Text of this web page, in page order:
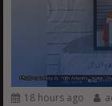
18 hours ago